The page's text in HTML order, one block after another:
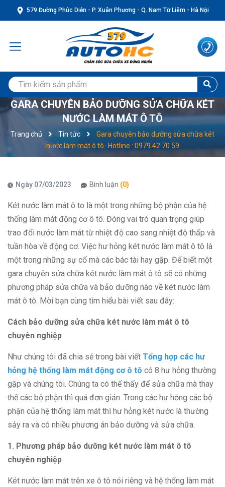
579 Đường Phúc Diễn - P. Xuân Phương - Q. Nam Từ Liêm - Hà Nội
GARA CHUYÊN BẢO DƯỠNG SỬA CHỮA KÉT
NƯỚC LÀM MÁT Ô TÔ
Trang chủ Tin tức
Gara chuyên bảo dưỡng sửa chữa két
nước làm mát ô tô- Hotline : 0979.42.70.59
Ngày 07/03/2023 Bình luận (0)
Két nước làm mát ô to là một trong những bộ phận của hệ
thống làm mát động cơ ô tô. Đóng vai trò quan trọng giúp
trao đổi nước làm mát từ nhiệt độ cao sang nhiệt độ thấp và
tuần hòa về động cơ. Việc hư hỏng két nước làm mát ô tô là
một trong những sự cố mà các bác tài hay gặp. Để biết một
gara chuyên sửa chữa két nước làm mát ô tô sẽ có những
phương pháp sửa chữa và bảo dưỡng nào về két nước làm
mát ô tô. Mời bạn cùng tìm hiểu bài viết sau đây:
Cách bảo dưỡng sửa chữa két nước làm mát ô tô
chuyên nghiệp
Như chúng tôi đã chia sẻ trong bài viết Tổng hợp các hư
hỏng hệ thống làm mát động cơ ô tô có 8 hư hỏng thường
gặp và chúng tôi. Chúng ta có thể thấy để sửa chữa mà thay
thế các bộ phận thì quá đơn giản. Trong các hư hỏng các bộ
phận của hệ thống làm mát thì hư hỏng két nước là thường
sảy ra và có nhiều phương án bảo dưỡng và sửa chữa.
1. Phương pháp bảo dưỡng két nước làm mát ô tô
chuyên nghiệp
Két nước làm mát trên xe ô tô nói riêng và hệ thống làm mát